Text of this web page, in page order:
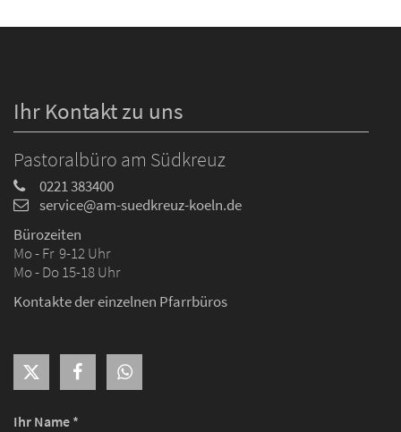
Ihr Name *
Ihr Kontakt zu uns
Pastoralbüro am Südkreuz
0221 383400
service@am-suedkreuz-koeln.de
Bürozeiten
Mo - Fr 9-12 Uhr
Mo - Do 15-18 Uhr
Kontakte der einzelnen Pfarrbüros